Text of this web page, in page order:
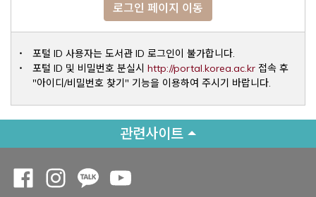
로그인 페이지 이동
포털 ID 사용자는 도서관 ID 로그인이 불가합니다.
포털 ID 및 비밀번호 분실시 http://portal.korea.ac.krOpens a
접속 후
"아이디/비밀번호 찾기" 기능을 이용하여 주시기 바랍니다.
관련사이트
Opens a new window
Opens a new window
Opens a new window